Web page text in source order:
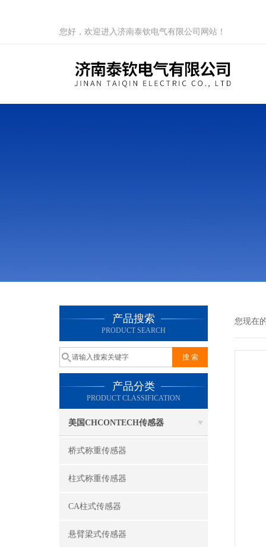
您好，欢迎进入济南泰钦电气有限公司网站！
产品搜索
PRODUCT SEARCH
产品分类
PRODUCT CLASSIFICATION
美国CHCONTECH传感器
桥式称重传感器
柱式称重传感器
CA柱式传感器
悬臂梁式传感器
您现在